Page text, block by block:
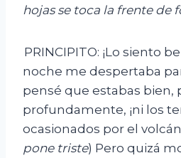
hojas se toca la frente de
PRINCIPITO: ¡Lo siento
noche me despertaba
pensé que estabas bien,
profundamente, ¡ni los
ocasionados por el
pone triste) Pero quizá